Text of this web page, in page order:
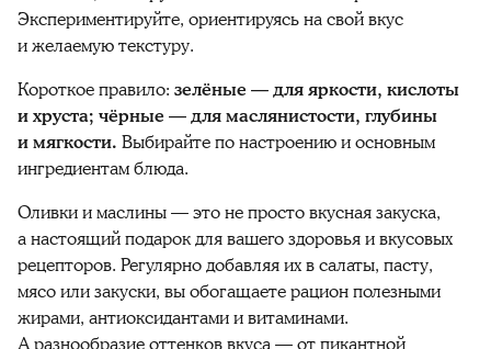
Экспериментируйте, ориентируясь на свой вкус
и желаемую текстуру.
Короткое правило: зелёные — для яркости, кислоты
и хруста; чёрные — для маслянистости, глубины
и мягкости. Выбирайте по настроению и основным
ингредиентам блюда.
Оливки и маслины — это не просто вкусная закуска,
а настоящий подарок для вашего здоровья и вкусовых
рецепторов. Регулярно добавляя их в салаты, пасту,
мясо или закуски, вы обогащаете рацион полезными
жирами, антиоксидантами и витаминами.